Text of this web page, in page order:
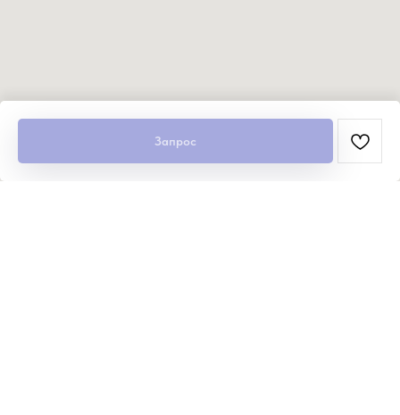
Запрос